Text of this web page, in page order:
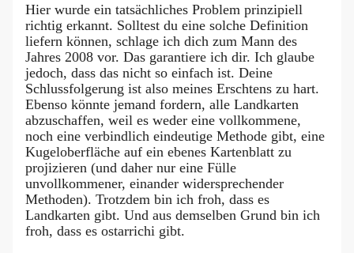
Hier wurde ein tatsächliches Problem prinzipiell
richtig erkannt. Solltest du eine solche Definition
liefern können, schlage ich dich zum Mann des
Jahres 2008 vor. Das garantiere ich dir. Ich glaube
jedoch, dass das nicht so einfach ist. Deine
Schlussfolgerung ist also meines Erschtens zu hart.
Ebenso könnte jemand fordern, alle Landkarten
abzuschaffen, weil es weder eine vollkommene,
noch eine verbindlich eindeutige Methode gibt, eine
Kugeloberfläche auf ein ebenes Kartenblatt zu
projizieren (und daher nur eine Fülle
unvollkommener, einander widersprechender
Methoden). Trotzdem bin ich froh, dass es
Landkarten gibt. Und aus demselben Grund bin ich
froh, dass es ostarrichi gibt.